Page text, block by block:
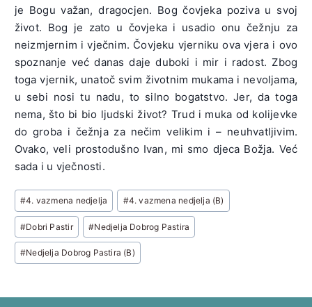
je Bogu važan, dragocjen. Bog čovjeka poziva u svoj
život. Bog je zato u čovjeka i usadio onu čežnju za
neizmjernim i vječnim. Čovjeku vjerniku ova vjera i ovo
spoznanje već danas daje duboki i mir i radost. Zbog
toga vjernik, unatoč svim životnim mukama i nevoljama,
u sebi nosi tu nadu, to silno bogatstvo. Jer, da toga
nema, što bi bio ljudski život? Trud i muka od kolijevke
do groba i čežnja za nečim velikim i – neuhvatljivim.
Ovako, veli prostodušno Ivan, mi smo djeca Božja. Već
sada i u vječnosti.
Post
Tags:
#4. vazmena nedjelja #4. vazmena nedjelja (B)
#Dobri Pastir #Nedjelja Dobrog Pastira
#Nedjelja Dobrog Pastira (B)